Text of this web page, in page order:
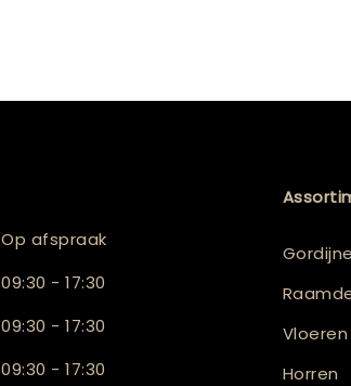
Op afspraak
09:30 - 17:30
09:30 - 17:30
09:30 - 17:30
Vloeren
Horren